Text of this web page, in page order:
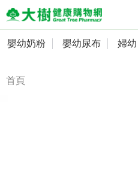
嬰幼奶粉
嬰幼尿布
抗菌
會員資料及密碼修改
常用收件人清單
嬰幼奶粉 嬰幼尿布 婦幼
首頁